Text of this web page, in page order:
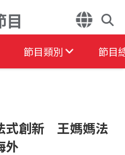
目
節目類別 節目
式創新 王媽媽法
外